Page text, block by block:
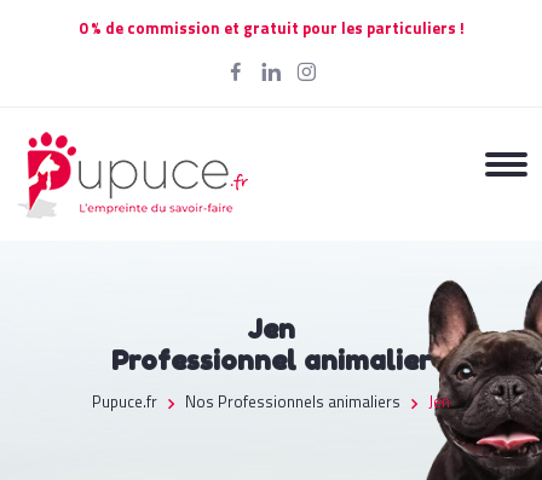
0 % de commission et gratuit pour les particuliers !
Jen
Professionnel animalier
Pupuce.fr Nos Professionnels animaliers Jen